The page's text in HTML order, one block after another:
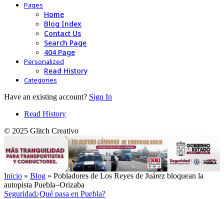
Pages
Home
Blog Index
Contact Us
Search Page
404 Page
Personalized
Read History
Categories
Have an existing account? Sign In
Read History
© 2025 Glitch Creativo
Inicio » Blog » Pobladores de Los Reyes de Juárez bloquean la
autopista Puebla–Orizaba
Seguridad¿Qué pasa en Puebla?